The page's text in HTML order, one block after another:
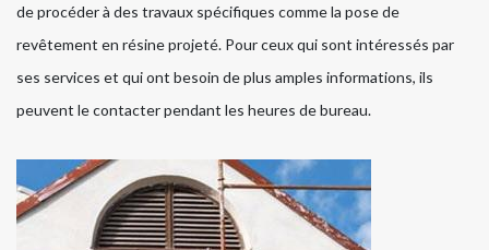
de procéder à des travaux spécifiques comme la pose de
revêtement en résine projeté. Pour ceux qui sont intéressés par
ses services et qui ont besoin de plus amples informations, ils
peuvent le contacter pendant les heures de bureau.